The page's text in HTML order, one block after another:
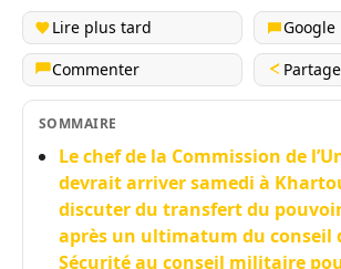
Lire plus tard
Google
Commenter
SOMMAIRE
Le chef de la Commission de
devrait arriver samedi à
discuter du transfert du
après un ultimatum du conseil
Sécurité au conseil militaire